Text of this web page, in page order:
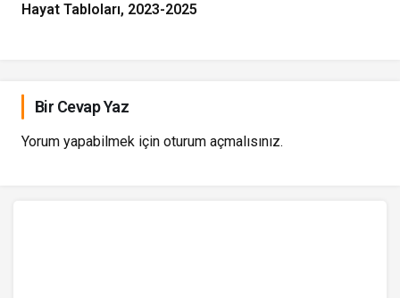
Hayat Tabloları, 2023-2025
Bir Cevap Yaz
Yorum yapabilmek için oturum açmalısınız.